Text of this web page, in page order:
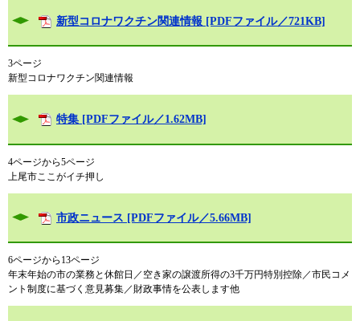
新型コロナワクチン関連情報 [PDFファイル／721KB]
3ページ
新型コロナワクチン関連情報
特集 [PDFファイル／1.62MB]
4ページから5ページ
上尾市ここがイチ押し
市政ニュース [PDFファイル／5.66MB]
6ページから13ページ
年末年始の市の業務と休館日／空き家の譲渡所得の3千万円特別控除／市民コメ
ント制度に基づく意見募集／財政事情を公表します他